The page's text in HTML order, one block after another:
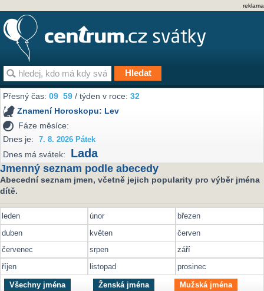
reklama
Přesný čas:09 59 / týden v roce:32
Znamení Horoskopu: Lev
Fáze měsíce:
Dnes je:
7. 8. 2026 Pátek
Dnes má svátek: Lada
Jmenný seznam podle abecedy
Abecední seznam jmen, včetně jejich popularity pro výběr jména
dítě.
leden únor
březen
duben
květen
červen
červenec
srpen
září
říjen
listopad prosinec
Všechny jména Ženská jména Mužská jména